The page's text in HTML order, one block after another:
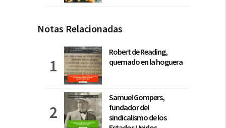
Notas Relacionadas
Robert de Reading,
quemado en la hoguera
Samuel Gompers,
fundador del
sindicalismo de los